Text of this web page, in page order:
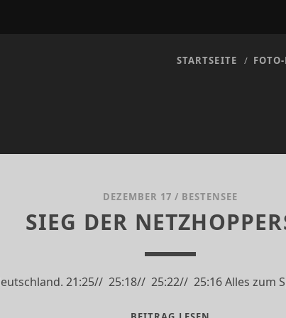
STARTSEITE
DEZEMBER 17 / BESTENSEE
SIEG DER
21:25// 25:18// 25:22// 25:16 Alles zum